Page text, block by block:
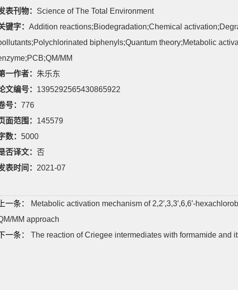
表刊物： Science of The Total Environment
键字： Addition reactions;Biodegradation;Chemical
biphenyls;Quantum theory;Metabolic
MM
一作者： 朱乐东
文编号： 1395292565430865922
号： 776
面范围： 145579
数： 5000
否译文： 否
表时间： 2021-07
上一条：
Metabolic activation mechanism of 2,2′,3,3′,6,6′-
MM approach
一条：
The reaction of Criegee intermediates with formamide and